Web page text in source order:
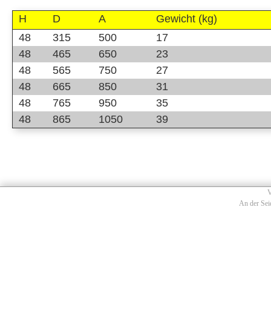
H D A
Gewicht (kg)
48
315 500
17
48
465 650
23
48
565 750
27
48
665 850
31
48
765 950
35
48
865 1050 39
An der